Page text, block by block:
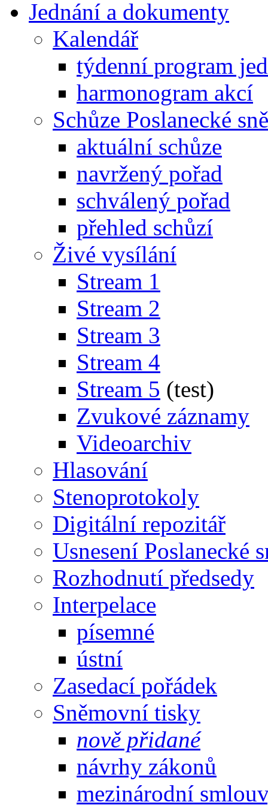
Jednání a dokumenty
Kalendář
týdenní program
harmonogram akcí
Schůze Poslanecké
aktuální schůze
navržený pořad
schválený pořad
přehled schůzí
Živé vysílání
Stream 1
Stream 2
Stream 3
Stream 4
Stream 5 (test)
Zvukové záznamy
Videoarchiv
Hlasování
Stenoprotokoly
Digitální repozitář
Usnesení Poslanecké
Rozhodnutí předsedy
Interpelace
písemné
ústní
Zasedací pořádek
Sněmovní tisky
nově přidané
návrhy zákonů
mezinárodní